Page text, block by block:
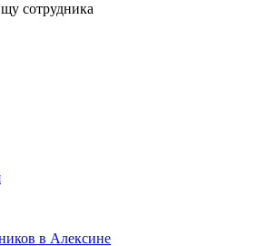
сотрудника
в Алексине